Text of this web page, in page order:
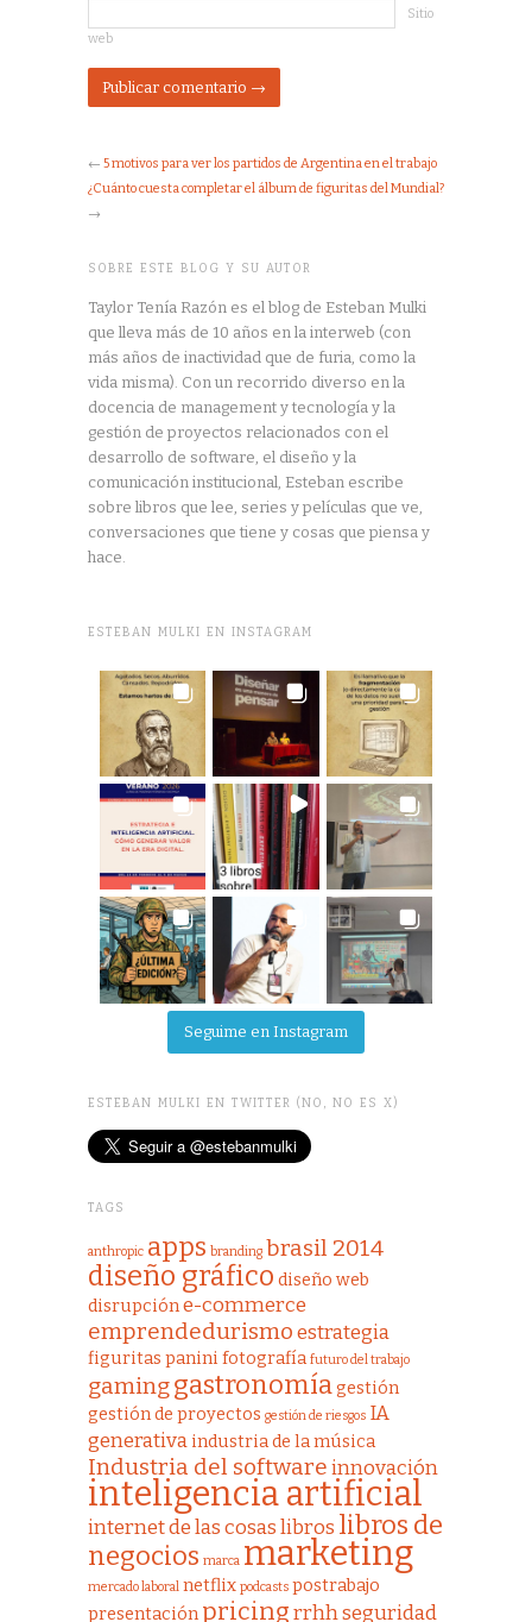
Sitio
web
← 5 motivos para ver los partidos de Argentina en el trabajo
¿Cuánto cuesta completar el álbum de figuritas del Mundial?
→
SOBRE ESTE BLOG Y SU AUTOR
Taylor Tenía Razón es el blog de Esteban Mulki
que lleva más de 10 años en la interweb (con
más años de inactividad que de furia, como la
vida misma). Con un recorrido diverso en la
docencia de management y tecnología y la
gestión de proyectos relacionados con el
desarrollo de software, el diseño y la
comunicación institucional, Esteban escribe
sobre libros que lee, series y películas que ve,
conversaciones que tiene y cosas que piensa y
hace.
ESTEBAN MULKI EN INSTAGRAM
Seguime en Instagram
ESTEBAN MULKI EN TWITTER (NO, NO ES X)
TAGS
anthropic apps branding brasil 2014
diseño gráfico diseño web
disrupción e-commerce
emprendedurismoestrategia
figuritas panini fotografía futuro del trabajo
gaminggastronomíagestión
gestión de proyectos gestión de riesgos IA
generativa industria de la música
Industria del softwareinnovación
inteligencia artificial
internet de las cosaslibros libros de
negocios marca marketing
mercado laboral netflix podcasts postrabajo
presentación pricingrrhhseguridad